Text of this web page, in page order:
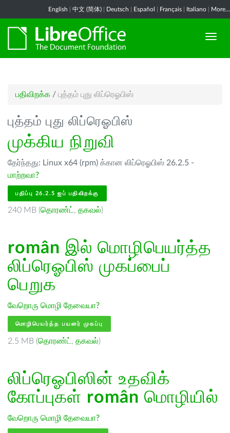
English 中文 (简体) Deutsch Español Français Italiano More...
பதிவிறக்க / புத்தம் புது லிப்ரெஓபிஸ்
புத்தம் புது லிப்ரெஓபிஸ்
முக்கிய நிறுவி
தேர்ந்தது: Linux x64 (rpm) க்கான லிப்ரெஓபிஸ் 26.2.5 -
மாற்றவா?
பதிப்பு 26.2.5 ஐப் பதிவிறக்கு
240 MB (தொரண்ட் , தகவல்)
român இல் மொழிபெயர்த்த
லிப்ரெஓபிஸ் முகப்பைப்
பெறுக
வேறொரு மொழி தேவையா?
மொழிபெயர்த்த பயனர் முகப்பு
2.5 MB (தொரண்ட் , தகவல்)
லிப்ரெஓபிஸின் உதவிக்
கோப்புகள் român மொழியில்
வேறொரு மொழி தேவையா?